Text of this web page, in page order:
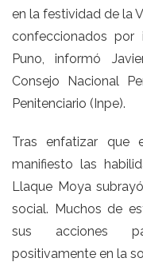
en la festividad de la
confeccionados por
Puno, informó
Consejo Nacional
Penitenciario (Inpe).
Tras enfatizar que
manifiesto las
Llaque Moya
social. Muchos de
sus acciones
positivamente en la